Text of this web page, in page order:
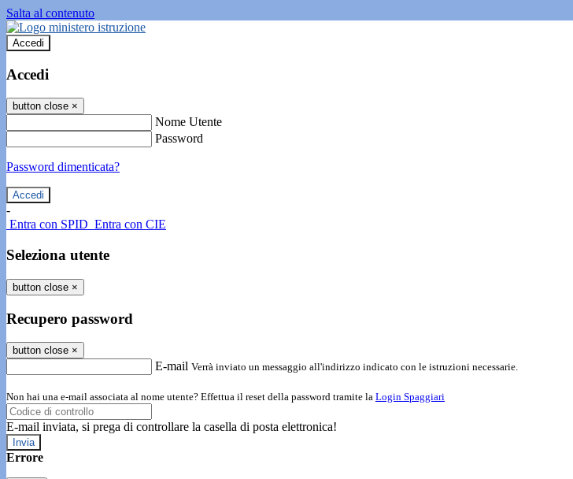
Salta al contenuto
Accedi
Accedi
button close ×
Nome Utente
Password
Password dimenticata?
-
Entra con SPID Entra con CIE
Seleziona utente
button close ×
Recupero password
button close ×
E-mail Verrà inviato un messaggio all'indirizzo indicato con le istruzioni necessarie.
Non hai una e-mail associata al nome utente? Effettua il reset della password tramite la Login Spaggiari
E-mail inviata, si prega di controllare la casella di posta elettronica!
Errore